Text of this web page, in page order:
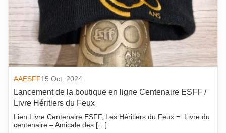
AAESFF15 Oct. 2024
Lancement de la boutique en ligne Centenaire ESFF /
Livre Héritiers du Feux
Lien Livre Centenaire ESFF, Les Héritiers du Feux = Livre du
centenaire – Amicale des […]